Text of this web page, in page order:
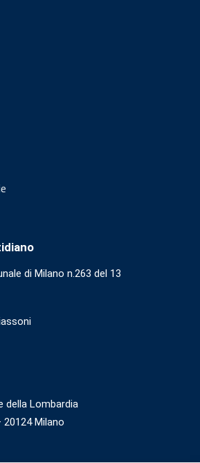
di Milano n.263 del 13
della Lombardia
20124 Milano